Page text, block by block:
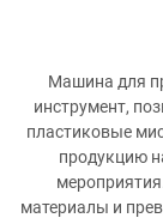
Машина для
инструмент,
пластиковые
продукцию
материалы и